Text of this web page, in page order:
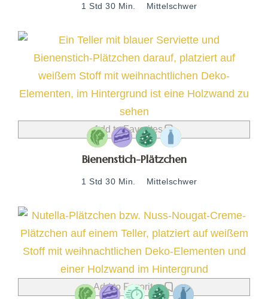
1 Std 30 Min. Mittelschwer
Add to Favorites
Bienenstich-Plätzchen
1 Std 30 Min. Mittelschwer
Add to Favorites